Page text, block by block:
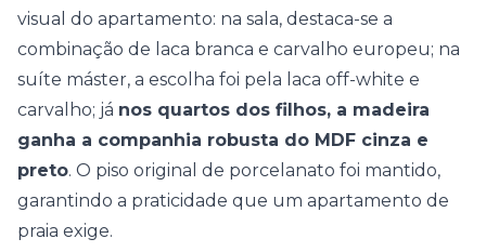
visual do apartamento: na sala, destaca-se a
combinação de laca branca e carvalho europeu; na
suíte máster, a escolha foi pela laca off-white e
carvalho; já nos quartos dos filhos, a madeira
ganha a companhia robusta do MDF cinza e
preto. O piso original de porcelanato foi mantido,
garantindo a praticidade que um apartamento de
praia exige.